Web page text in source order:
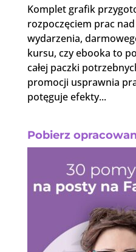
Komplet grafik
rozpoczęciem prac
wydarzenia,
kursu, czy ebooka to
całej paczki
promocji usprawnia
potęguje efekty...
Pobierz